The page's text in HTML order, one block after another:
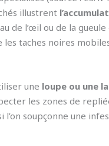
illustrent
de l’œil ou de la gueule
les taches noires
une loupe ou une
les zones de
soupçonne une